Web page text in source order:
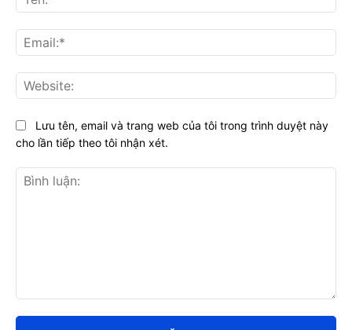
luận:
Lưu tên, email và trang web của tôi trong trình duyệt này
cho lần tiếp theo tôi nhận xét.